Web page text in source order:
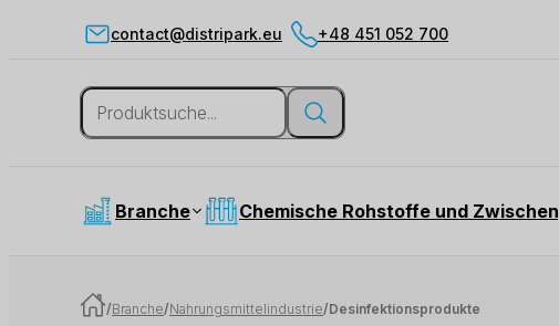
contact@distripark.eu +48 451 052 700
Branche Chemische Rohstoffe und
/Branche/Nahrungsmittelindustrie/Desinfektionsprodukte